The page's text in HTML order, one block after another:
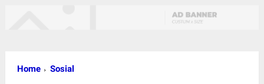
Home Sosial